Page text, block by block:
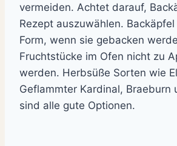
vermeiden. Achtet darauf,
Rezept auszuwählen.
Form, wenn sie gebacken
Fruchtstücke im Ofen nicht zu
werden. Herbsüße Sorten wie
Geflammter Kardinal, Braeburn
sind alle gute Optionen.